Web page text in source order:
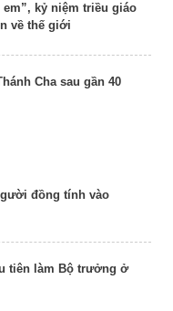
kỷ niệm triều giáo
về thế giới
Cha sau gần 40
đồng tính vào
tiên làm Bộ trưởng ở